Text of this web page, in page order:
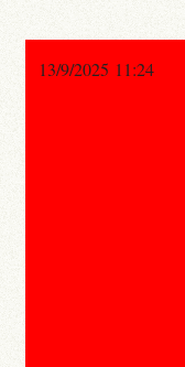
13/9/2025 11:24